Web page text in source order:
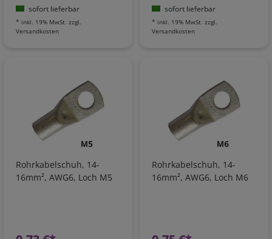
sofort lieferbar
* inkl. 19% MwSt. zzgl.
Versandkosten
sofort lieferbar
* inkl. 19% MwSt. zzgl.
Versandkosten
Rohrkabelschuh, 14-
16mm², AWG6, Loch M5
Rohrkabelschuh, 14-
16mm², AWG6, Loch M6